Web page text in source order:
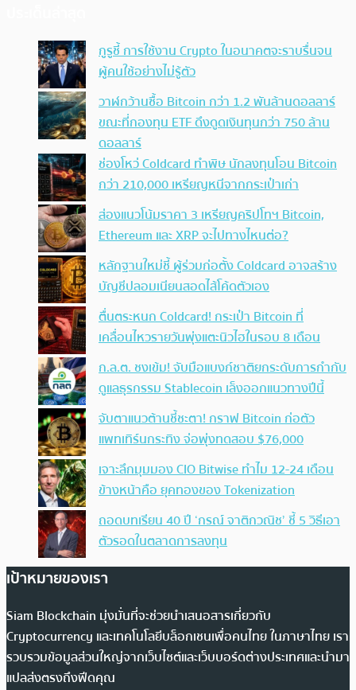
กูรูชี้ การใช้งาน Crypto ในอนาคตจะราบรื่นจน
ผู้คนใช้อย่างไม่รู้ตัว
วาฬกว้านซื้อ Bitcoin กว่า 1.2 พันล้านดอลลาร์
ขณะที่กองทุน ETF ดึงดูดเงินทุนกว่า 750 ล้าน
ดอลลาร์
ช่องโหว่ Coldcard ทำพิษ นักลงทุนโอน Bitcoin
กว่า 210,000 เหรียญหนีจากกระเป๋าเก่า
ส่องแนวโน้มราคา 3 เหรียญคริปโทฯ Bitcoin,
Ethereum และ XRP จะไปทางไหนต่อ?
หลักฐานใหม่ชี้ ผู้ร่วมก่อตั้ง Coldcard อาจสร้าง
บัญชีปลอมเนียนสอดไส้โค้ดตัวเอง
ตื่นตระหนก Coldcard! กระเป๋า Bitcoin ที่
เคลื่อนไหวรายวันพุ่งแตะนิวไฮในรอบ 8 เดือน
ก.ล.ต. ชงเข้ม! จับมือแบงก์ชาติยกระดับการกำกับ
ดูแลธุรกรรม Stablecoin เล็งออกแนวทางปีนี้
จับตาแนวต้านชี้ชะตา! กราฟ Bitcoin ก่อตัว
แพทเทิร์นกระทิง จ่อพุ่งทดสอบ $76,000
เจาะลึกมุมมอง CIO Bitwise ทำไม 12-24 เดือน
ข้างหน้าคือ ยุคทองของ Tokenization
ถอดบทเรียน 40 ปี ‘กรณ์ จาติกวณิช’ ชี้ 5 วิธีเอา
ตัวรอดในตลาดการลงทุน
เป้าหมายของเรา
Siam Blockchain มุ่งมั่นที่จะช่วยนำเสนอสารเกี่ยวกับ
Cryptocurrency และเทคโนโลยีบล็อกเชนเพื่อคนไทย ในภาษาไทย เรา
รวบรวมข้อมูลส่วนใหญ่จากเว็บไซต์และเว็บบอร์ดต่างประเทศและนำมา
แปลส่งตรงถึงฟีดคุณ